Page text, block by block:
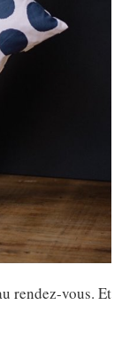
rendez-vous. Et